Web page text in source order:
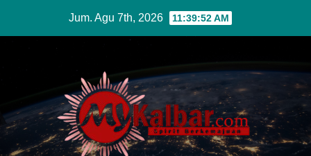
Jum. Agu 7th, 2026 11:39:53 AM